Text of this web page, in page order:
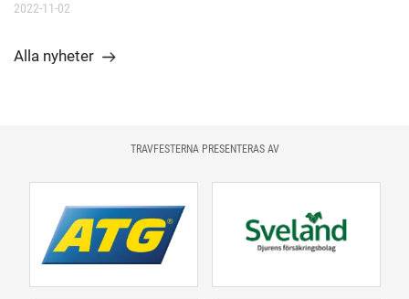
2022-11-02
Alla nyheter
TRAVFESTERNA PRESENTERAS AV